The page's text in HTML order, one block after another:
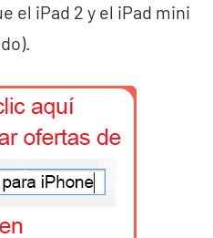
el iPad 2 y el iPad mini